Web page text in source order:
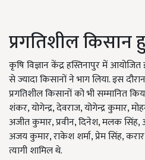
प्रगतिशील किसान
कृषि विज्ञान केंद्र हस्तिनापुर में
से ज्यादा किसानों ने भाग लिया. इस
प्रगतिशील किसानों को भी सम्मानित
शंकर, योगेन्द्र, देवराज, योगेन्द्र कुमार,
अजीत कुमार, प्रवीन, दिनेश, मलक सिंह,
अजय कुमार, राकेश शर्मा, प्रेम सिंह,
त्यागी शामिल थे.